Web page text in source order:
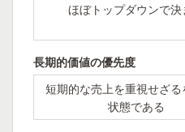
ほぼトップダウンで決
長期的価値の優先度
短期的な売上を重視せざ
状態である